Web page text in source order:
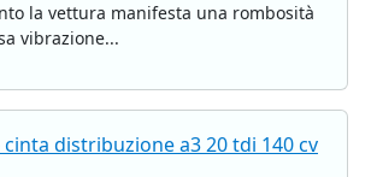
la vettura manifesta una rombosità
vibrazione...
distribuzione a3 20 tdi 140 cv